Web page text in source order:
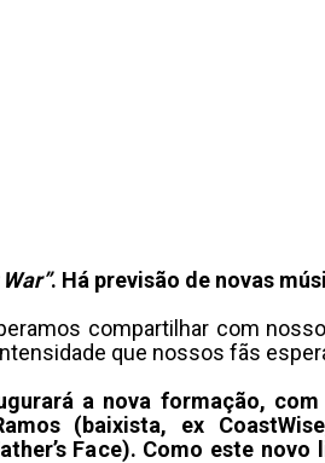
. Há previsão de novas
compartilhar com
que nossos fãs
a nova formação,
(baixista, ex
Face). Como este